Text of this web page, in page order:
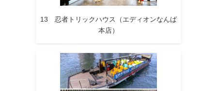
13 忍者トリックハウス（エディオンなんば
本店）